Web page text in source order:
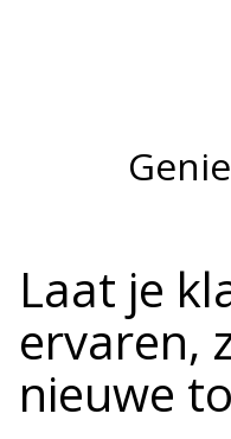
Laat je
ervaren,
nieuwe